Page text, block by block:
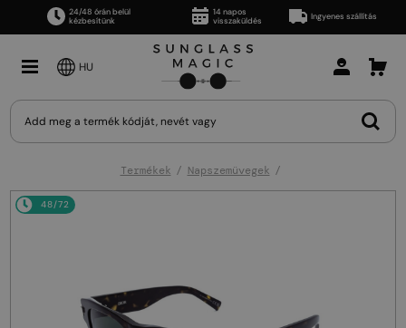
24/48 órán belül
kézbesítünk
14 napos
visszaküldés
Ingyenes szállítás
HU
Termékek Napszemüvegek
48/72